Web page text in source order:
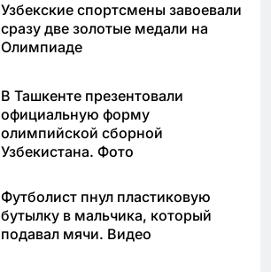
Узбекские спортсмены завоевали
сразу две золотые медали на
Олимпиаде
В Ташкенте презентовали
официальную форму
олимпийской сборной
Узбекистана. Фото
Футболист пнул пластиковую
бутылку в мальчика, который
подавал мячи. Видео